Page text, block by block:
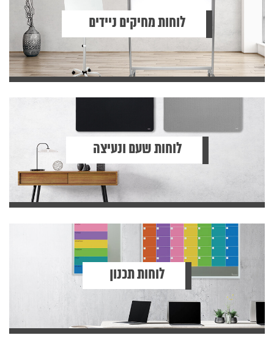
לוחות מחיקים ניידים
לוחות שעם ונעיצה
לוחות תכנון